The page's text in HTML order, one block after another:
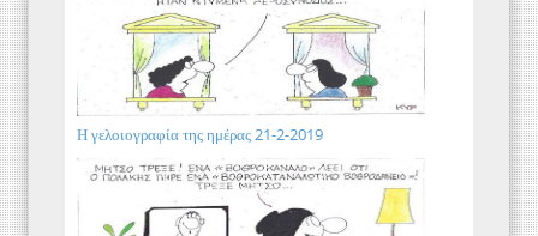
Η γελοιογραφία της ημέρας 21-2-2019